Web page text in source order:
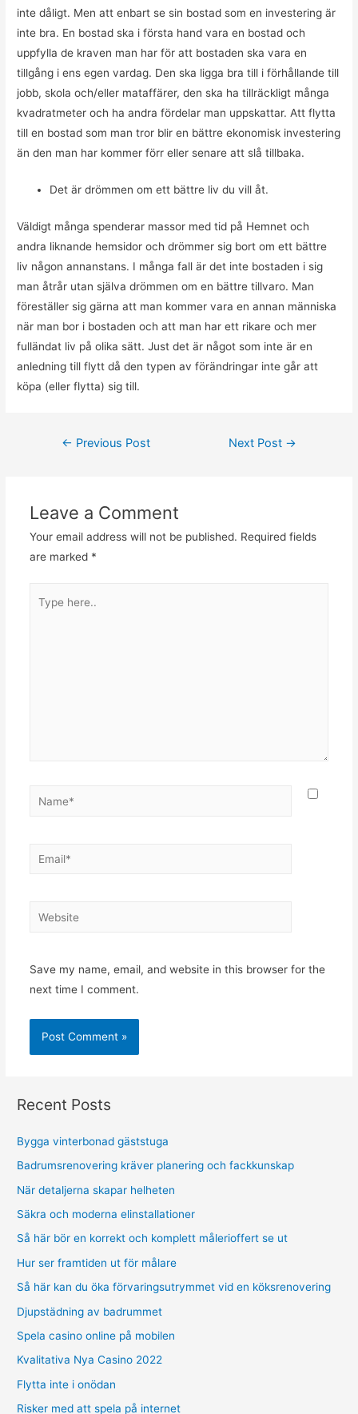
inte dåligt. Men att enbart se sin bostad som en investering är
inte bra. En bostad ska i första hand vara en bostad och
uppfylla de kraven man har för att bostaden ska vara en
tillgång i ens egen vardag. Den ska ligga bra till i förhållande till
jobb, skola och/eller mataffärer, den ska ha tillräckligt många
kvadratmeter och ha andra fördelar man uppskattar. Att flytta
till en bostad som man tror blir en bättre ekonomisk investering
än den man har kommer förr eller senare att slå tillbaka.
Det är drömmen om ett bättre liv du vill åt.
Väldigt många spenderar massor med tid på Hemnet och
andra liknande hemsidor och drömmer sig bort om ett bättre
liv någon annanstans. I många fall är det inte bostaden i sig
man åtrår utan själva drömmen om en bättre tillvaro. Man
föreställer sig gärna att man kommer vara en annan människa
när man bor i bostaden och att man har ett rikare och mer
fulländat liv på olika sätt. Just det är något som inte är en
anledning till flytt då den typen av förändringar inte går att
köpa (eller flytta) sig till.
Post
← Previous Post Next Post →
Leave a Comment
Your email address will not be published. Required fields
are marked *
here..
Name*
Email*
Website
Save my name, email, and website in this browser for the
next time I comment.
Recent Posts
Bygga vinterbonad gäststuga
Badrumsrenovering kräver planering och fackkunskap
När detaljerna skapar helheten
Säkra och moderna elinstallationer
Så här bör en korrekt och komplett målerioffert se ut
Hur ser framtiden ut för målare
Så här kan du öka förvaringsutrymmet vid en köksrenovering
Djupstädning av badrummet
Spela casino online på mobilen
Kvalitativa Nya Casino 2022
Flytta inte i onödan
Risker med att spela på internet